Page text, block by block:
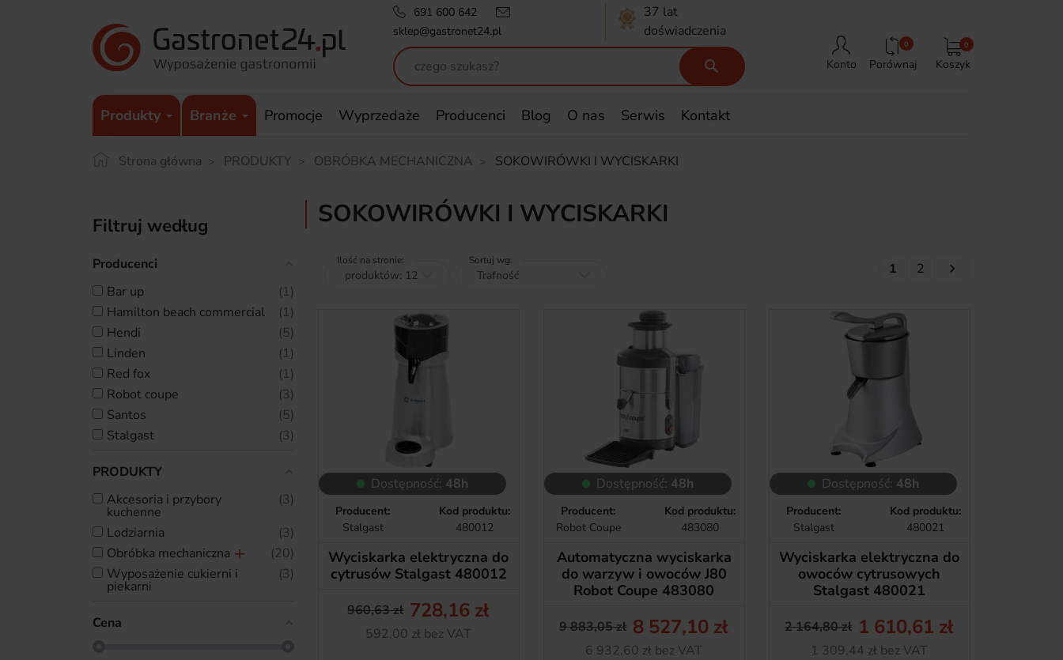
691 600 642
sklep@gastronet24.pl
37 lat
doświadczenia
 Konto
0
Porównaj Koszyk
0
Produkty Branże Promocje Wyprzedaże Producenci Blog O nas Serwis Kontakt
Strona główna PRODUKTY OBRÓBKA MECHANICZNA SOKOWIRÓWKI I WYCISKARKI
Filtruj według
Producenci
bar up
1
hamilton beach commercial
1
hendi
5
linden
1
red fox
1
robot coupe
3
santos
5
stalgast
3
PRODUKTY
akcesoria i przybory
kuchenne
3
lodziarnia
3
obróbka mechaniczna
20
wyposażenie cukierni i
piekarni
3
Cena
SOKOWIRÓWKI I WYCISKARKI
Ilość na stronie: Sortuj wg: 1 2 Następny

Dostępność: 48h
Producent:
Stalgast
Kod produktu:
480012
Wyciskarka elektryczna do
cytrusów Stalgast 480012
Cena podstawowa
960,63 zł Cena
728,16 zł
Netto
592,00 zł bez VAT
Dostępność: 48h
Producent:
Robot Coupe
Kod produktu:
483080
Automatyczna wyciskarka
do warzyw i owoców J80
Robot Coupe 483080
Cena podstawowa
9 883,05 zł Cena
8 527,10 zł
Netto
6 932,60 zł bez VAT
Dostępność: 48h
Producent:
Stalgast
Kod produktu:
480021
Wyciskarka elektryczna do
owoców cytrusowych
Stalgast 480021
Cena podstawowa
2 164,80 zł Cena
1 610,61 zł
Netto
1 309,44 zł bez VAT